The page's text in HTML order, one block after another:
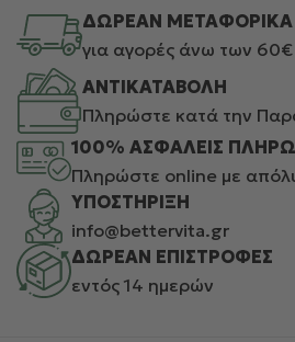
ΔΩΡΕΑΝ ΜΕΤΑΦΟΡΙΚΑ
για αγορές άνω των 60€
ΑΝΤΙΚΑΤΑΒΟΛΗ
Πληρώστε κατά την
100% ΑΣΦΑΛΕΙΣ
Πληρώστε online με
ΥΠΟΣΤΗΡΙΞΗ
info@bettervita.gr
ΔΩΡΕΑΝ ΕΠΙΣΤΡΟΦΕΣ
εντός 14 ημερών